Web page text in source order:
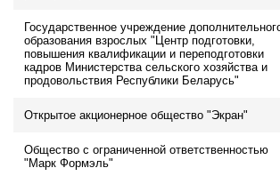
Государственное учреждение
образования взрослых "Центр подготовки,
повышения квалификации и переподготовки
кадров Министерства сельского хозяйства и
продовольствия Республики Беларусь"
Открытое акционерное общество "Экран"
Общество с ограниченной ответственностью
"Марк Формэль"